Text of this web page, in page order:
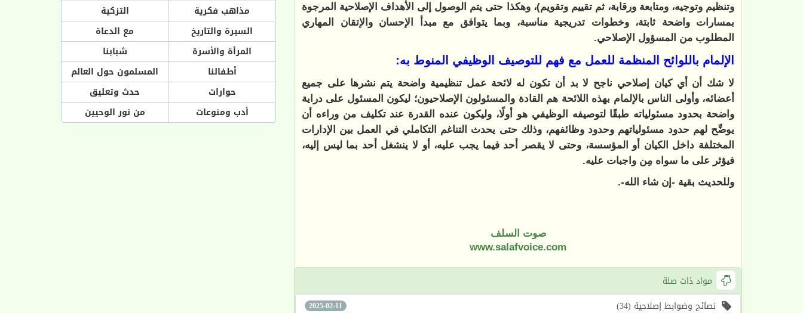
وتنظيم وتوجيه، ومتابعة ورقابة، ثم تقييم وتقويم)، وهكذا حتى يتم الوصول إلى الأهداف الإصلاحية المرجوة
بمسارات واضحة ثابتة، وخطوات تدريجية مناسبة، وبما يتوافق مع مبدأ الإحسان والإتقان المهاري
المطلوب من المسؤول الإصلاحي.
الإلمام باللوائح المنظمة للعمل مع فهم للتوصيف الوظيفي المنوط به:
لا شك أن أي كيان إصلاحي ناجح لا بد أن تكون له لائحة عمل تنظيمية واضحة يتم نشرها على جميع
أعضائه، وأولى الناس بالإلمام بهذه اللائحة هم القادة والمسئولون الإصلاحيون؛ ليكون المسئول على دراية
واضحة بحدود مسئولياته طبقًا لتوصيفه الوظيفي هو أولًا، وليكون عنده القدرة عند تكليف من وراءه أن
يوضِّح لهم حدود مسئولياتهم وحدود وظائفهم، وذلك حتى يحدث التناغم التكاملي في العمل بين الإدارات
المختلفة داخل الكيان أو المؤسسة، وحتى لا يقصر أحد فيما يجب عليه، أو لا ينشغل أحد بما ليس إليه،
فيؤثر على ما سواه مِن واجبات عليه.
وللحديث بقية -إن شاء الله-.
صوت السلف
www.salafvoice.com
مواد ذات صلة
2025-02-11 نصائح وضوابط إصلاحية (34)
مذاهب فكرية
التزكية
السيرة والتاريخ
مع الدعاة
المرأة والأسرة
شبابنا
أطفالنا
المسلمون حول العالم
حوارات
حدث وتعليق
أدب ومنوعات
من نور الوحيين